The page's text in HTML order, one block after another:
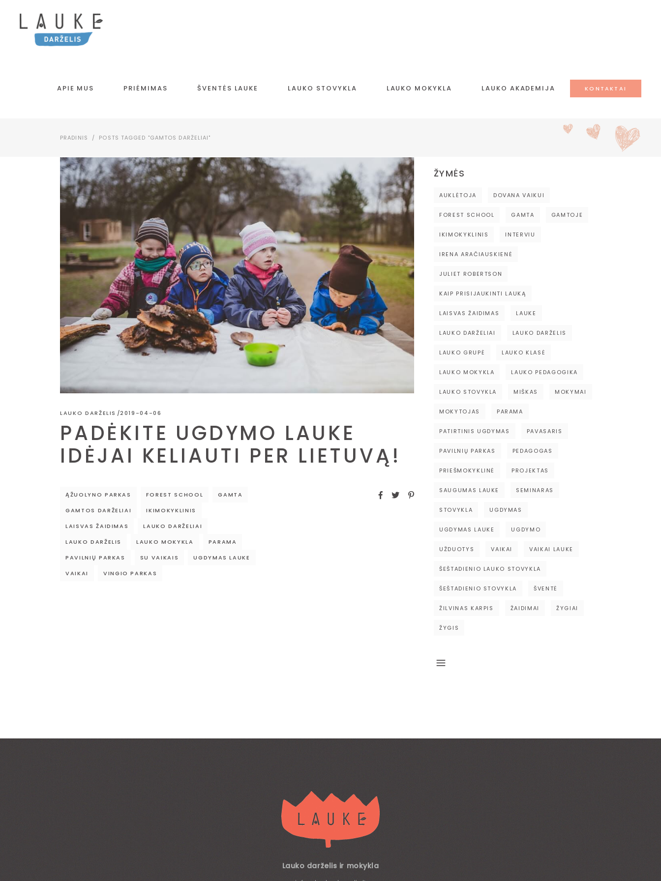
APIE MUS PRIĖMIMAS ŠVENTĖS LAUKE LAUKO STOVYKLA LAUKO MOKYKLA LAUKO AKADEMIJA KONTAKTAI
PRADINIS / POSTS TAGGED "GAMTOS DARŽELIAI"
LAUKO DARŽELIS 2019-04-06
PADĖKITE UGDYMO LAUKE
IDĖJAI KELIAUTI PER LIETUVĄ!
ĄŽUOLYNO PARKAS FOREST SCHOOL
GAMTA
GAMTOS DARŽELIAI
IKIMOKYKLINIS
LAISVAS ŽAIDIMAS
LAUKO DARŽELIAI
LAUKO DARŽELIS
LAUKO MOKYKLA
PARAMA
PAVILNIŲ PARKAS
SU VAIKAIS
UGDYMAS LAUKE
VAIKAI
VINGIO PARKAS
ŽYMĖS
AUKLĖTOJA DOVANA VAIKUI
FOREST SCHOOL GAMTA GAMTOJE
IKIMOKYKLINIS INTERVIU
IRENA ARAČIAUSKIENĖ
JULIET ROBERTSON
KAIP PRISIJAUKINTI LAUKĄ
LAISVAS ŽAIDIMAS LAUKE
LAUKO DARŽELIAI LAUKO DARŽELIS
LAUKO GRUPĖ LAUKO KLASĖ
LAUKO MOKYKLA LAUKO PEDAGOGIKA
LAUKO STOVYKLA MIŠKAS MOKYMAI
MOKYTOJAS PARAMA
PATIRTINIS UGDYMAS PAVASARIS
PAVILNIŲ PARKAS PEDAGOGAS
PRIEŠMOKYKLINĖ PROJEKTAS
SAUGUMAS LAUKE SEMINARAS
STOVYKLA UGDYMAS
UGDYMAS LAUKE UGDYMO
UŽDUOTYS VAIKAI VAIKAI LAUKE
ŠEŠTADIENIO LAUKO STOVYKLA
ŠEŠTADIENIO STOVYKLA ŠVENTĖ
ŽILVINAS KARPIS ŽAIDIMAI ŽYGIAI
ŽYGIS
Lauko darželis ir mokykla